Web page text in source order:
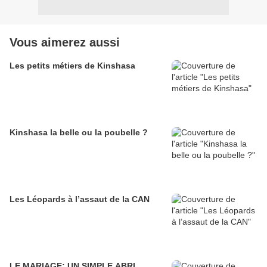
Vous aimerez aussi
Les petits métiers de Kinshasa
Kinshasa la belle ou la poubelle ?
Les Léopards à l’assaut de la CAN